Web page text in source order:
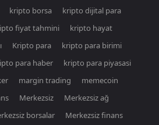
kripto borsa
kripto dijital para
fiyat tahmini
kripto hayat
Kripto para
kripto para birimi
para haber
kripto para piyasasi
margin trading
memecoin
Merkezsiz
Merkezsiz ağ
borsalar Merkezsiz finans